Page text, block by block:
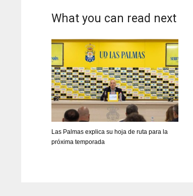
What you can read next
Las Palmas explica su hoja de ruta para la
próxima temporada